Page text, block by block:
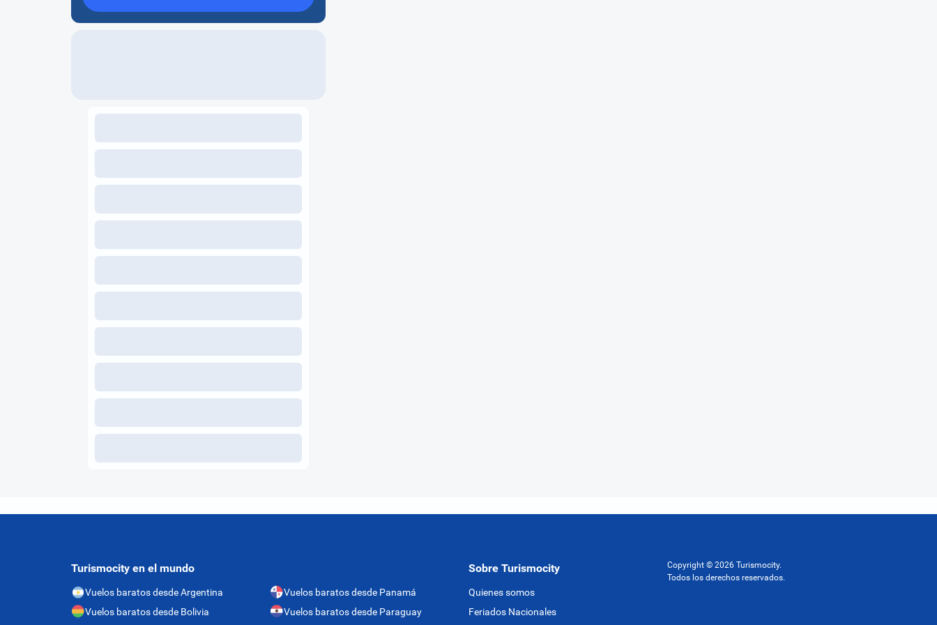
Turismocity en el mundo
Vuelos baratos desde Argentina
Vuelos baratos desde Bolivia
Vuelos baratos desde Panamá
Vuelos baratos desde Paraguay
Sobre Turismocity
Quienes somos
Feriados Nacionales
Copyright © 2026 Turismocity.
Todos los derechos reservados.